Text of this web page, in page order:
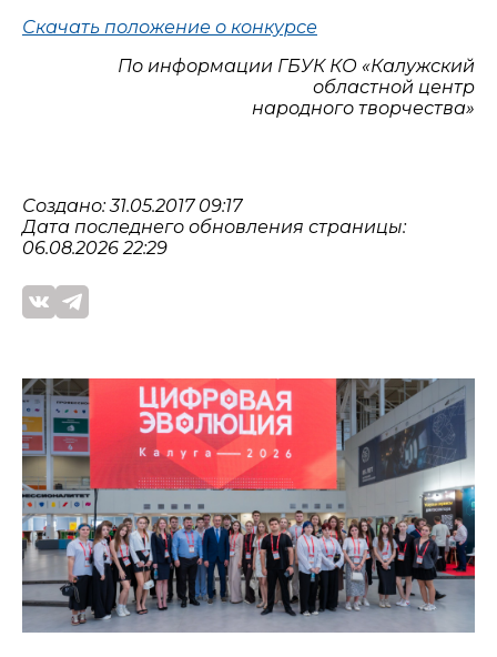
Скачать положение о конкурсе
По информации ГБУК КО «Калужский
областной центр
народного творчества»
Создано: 31.05.2017 09:17
Дата последнего обновления страницы:
06.08.2026 22:29